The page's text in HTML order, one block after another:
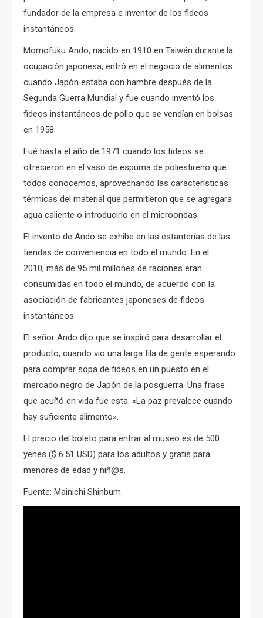
fundador de la empresa e inventor de los fideos
instantáneos.
Momofuku Ando, nacido en 1910 en Taiwán durante la
ocupación japonesa, entró en el negocio de alimentos
cuando Japón estaba con hambre después de la
Segunda Guerra Mundial y fue cuando inventó los
fideos instantáneos de pollo que se vendían en bolsas
en 1958.
Fué hasta el año de 1971 cuando los fideos se
ofrecieron en el vaso de espuma de poliestireno que
todos conocemos, aprovechando las características
térmicas del material que permitieron que se agregara
agua caliente o introducirlo en el microondas.
El invento de Ando se exhibe en las estanterías de las
tiendas de conveniencia en todo el mundo. En el
2010, más de 95 mil millones de raciones eran
consumidas en todo el mundo, de acuerdo con la
asociación de fabricantes japoneses de fideos
instantáneos.
El señor Ando dijo que se inspiró para desarrollar el
producto, cuando vio una larga fila de gente esperando
para comprar sopa de fideos en un puesto en el
mercado negro de Japón de la posguerra. Una frase
que acuñó en vida fue esta: «La paz prevalece cuando
hay suficiente alimento».
El precio del boleto para entrar al museo es de 500
yenes ($ 6.51 USD) para los adultos y gratis para
menores de edad y niñ@s.
Fuente: Mainichi Shinbum